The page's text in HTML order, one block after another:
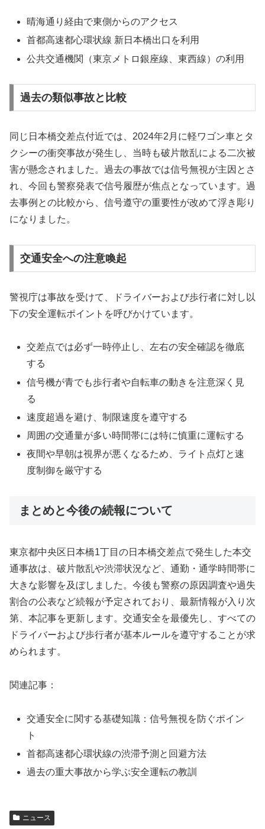
晴海通り経由で東側からのアクセス
首都高速都心環状線 新日本橋出口を利用
公共交通機関（東京メトロ銀座線、東西線）の利用
過去の類似事故と比較
同じ日本橋交差点付近では、2024年2月に軽ワゴン車とタ
クシーの衝突事故が発生し、当時も破片散乱による二次被
害が懸念されました。過去の事故では信号無視が主因とさ
れ、今回も警察発表で信号履歴が焦点となっています。過
去事例との比較から、信号遵守の重要性が改めて浮き彫り
になりました。
交通安全への注意喚起
警視庁は事故を受けて、ドライバーおよび歩行者に対し以
下の安全運転ポイントを呼びかけています。
交差点では必ず一時停止し、左右の安全確認を徹底
する
信号機が青でも歩行者や自転車の動きを注意深く見
る
速度超過を避け、制限速度を遵守する
周囲の交通量が多い時間帯には特に慎重に運転する
夜間や早朝は視界が悪くなるため、ライト点灯と速
度制御を厳守する
まとめと今後の続報について
東京都中央区日本橋1丁目の日本橋交差点で発生した本交
通事故は、破片散乱や渋滞状況など、通勤・通学時間帯に
大きな影響を及ぼしました。今後も警察の原因調査や過失
割合の公表など続報が予定されており、最新情報が入り次
第、本記事を更新します。交通安全を最優先し、すべての
ドライバーおよび歩行者が基本ルールを遵守することが求
められます。
関連記事：
交通安全に関する基礎知識：信号無視を防ぐポイン
ト
首都高速都心環状線の渋滞予測と回避方法
過去の重大事故から学ぶ安全運転の教訓
ニュース